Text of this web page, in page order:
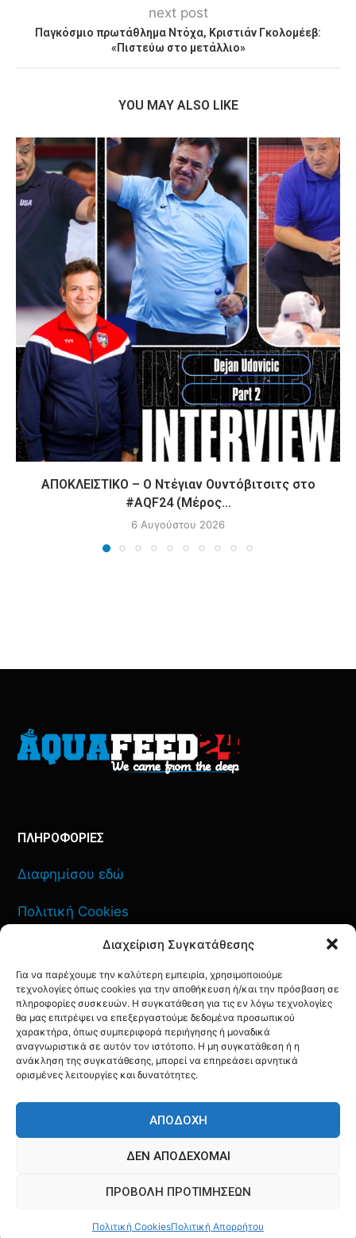
Διαχείριση Συγκατάθεσης
Για να παρέχουμε την καλύτερη εμπειρία, χρησιμοποιούμε
τεχνολογίες όπως cookies για την αποθήκευση ή/και την πρόσβαση σε
πληροφορίες συσκευών. Η συγκατάθεση για τις εν λόγω τεχνολογίες
θα μας επιτρέψει να επεξεργαστούμε δεδομένα προσωπικού
χαρακτήρα, όπως συμπεριφορά περιήγησης ή μοναδικά
αναγνωριστικά σε αυτόν τον ιστότοπο. Η μη συγκατάθεση ή η
ανάκληση της συγκατάθεσης, μπορεί να επηρεάσει αρνητικά
ορισμένες λειτουργίες και δυνατότητες.
ΑΠΟΔΟΧΉ
ΔΕΝ ΑΠΟΔΈΧΟΜΑΙ
ΠΡΟΒΟΛΉ ΠΡΟΤΙΜΉΣΕΩΝ
Πολιτική CookiesΠολιτική Απορρήτου
next post
Παγκόσμιο πρωτάθλημα Ντόχα, Κριστιάν Γκολομέεβ:
«Πιστεύω στο μετάλλιο»
YOU MAY ALSO LIKE
ΑΠΟΚΛΕΙΣΤΙΚΟ – Ο Ντέγιαν Ουντόβιτσιτς στο
#AQF24 (Μέρος...
6 Αυγούστου 2026
ΠΛΗΡΟΦΟΡΙΕΣ
Διαφημίσου εδώ
Πολιτική Cookies
Πολιτική Απορρήτου
ΕΠΙΚΟΙΝΩΝΙΑ
YOUTUBE